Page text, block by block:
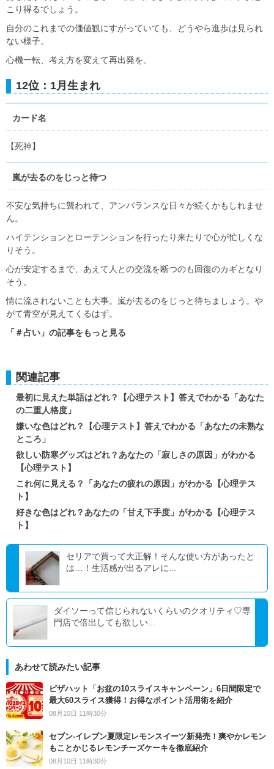
こり得るでしょう。
自分のこれまでの価値観にすがっていても、どうやら進歩は見られ
ない様子。
心機一転、考え方を変えて再出発を。
12位：1月生まれ
カード名
【死神】
嵐が去るのをじっと待つ
不安な気持ちに襲われて、アンバランスな日々が続くかもしれませ
ん。
ハイテンションとローテンションを行ったり来たりで心が忙しくな
りそう。
心が安定するまで、あえて人との交流を断つのも回復のカギとなり
そう。
情に流されないことも大事。嵐が去るのをじっと待ちましょう。や
がて青空が見えてくるはず。
「＃占い」の記事をもっと見る
関連記事
最初に見えた単語はどれ？【心理テスト】答えでわかる「あなた
の二重人格度」
嫌いな色はどれ？【心理テスト】答えでわかる「あなたの未熟な
ところ」
欲しい防寒グッズはどれ？あなたの「寂しさの原因」がわかる
【心理テスト】
これ何に見える？「あなたの疲れの原因」がわかる【心理テス
ト】
好きな色はどれ？あなたの「甘え下手度」がわかる【心理テス
ト】
セリアで買って大正解！そんな使い方があったと
は…！生活感が出るアレに...
ダイソーって信じられないくらいのクオリティ♡専
門店で倍出しても欲しい...
あわせて読みたい記事
ピザハット「お盆の10スライスキャンペーン」6日間限定で
最大60スライス獲得！お得なポイント活用術を紹介
08月10日 11時30分
セブン‐イレブン夏限定レモンスイーツ新発売！爽やかレモン
もことかじるレモンチーズケーキを徹底紹介
08月10日 11時30分